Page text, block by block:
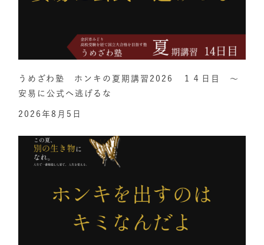
うめざわ塾 ホンキの夏期講習2026 １４日目 ～
安易に公式へ逃げるな
2026年8月5日